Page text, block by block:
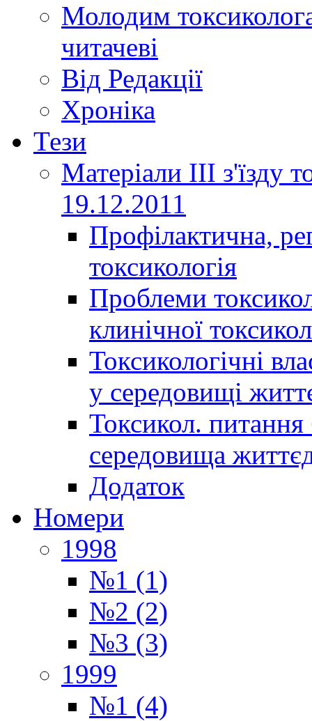
Молодим
читачеві
Від Редакції
Хроніка
Тези
Матеріали ІІІ з'їзду
19.12.2011
Профілактична,
токсикологія
Проблеми
клинічної
Токсикологічні
у середовищі
Токсикол. питання
середовища
Додаток
Номери
1998
№1 (1)
№2 (2)
№3 (3)
1999
№1 (4)